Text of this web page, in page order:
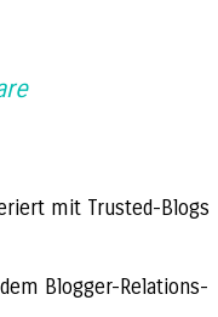
mit Trusted-Blogs
Blogger-Relations-